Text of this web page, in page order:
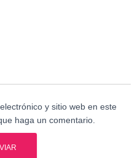
y sitio web en este
haga un comentario.